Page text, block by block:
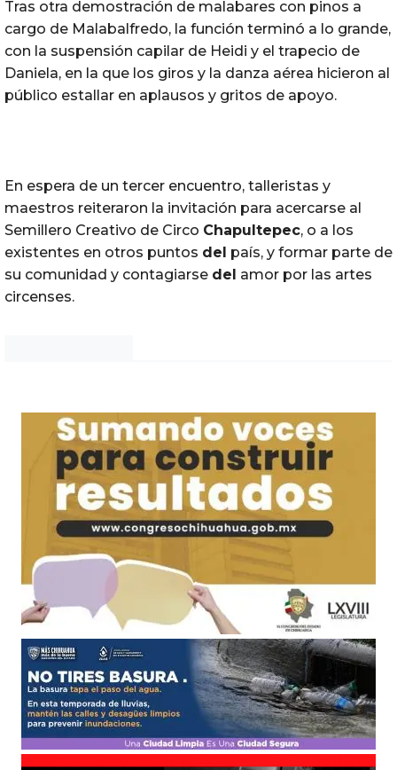
Tras otra demostración de malabares con pinos a
cargo de Malabalfredo, la función terminó a lo grande,
con la suspensión capilar de Heidi y el trapecio de
Daniela, en la que los giros y la danza aérea hicieron al
público estallar en aplausos y gritos de apoyo.
En espera de un tercer encuentro, talleristas y
maestros reiteraron la invitación para acercarse al
Semillero Creativo de Circo Chapultepec, o a los
existentes en otros puntos del país, y formar parte de
su comunidad y contagiarse del amor por las artes
circenses.